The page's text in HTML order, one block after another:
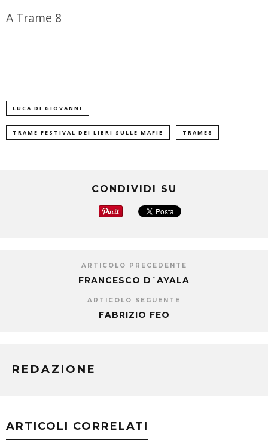
A Trame 8
LUCA DI GIOVANNI
TRAME FESTIVAL DEI LIBRI SULLE MAFIE TRAME8
CONDIVIDI SU
ARTICOLO PRECEDENTE
FRANCESCO D´AYALA
ARTICOLO SEGUENTE
FABRIZIO FEO
REDAZIONE
ARTICOLI CORRELATI